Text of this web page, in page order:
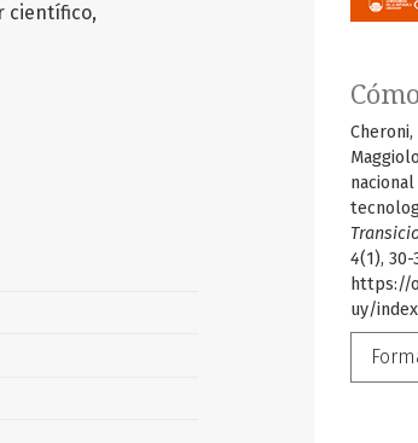
Cheroni,
4(1),
https://
uy/
científico,